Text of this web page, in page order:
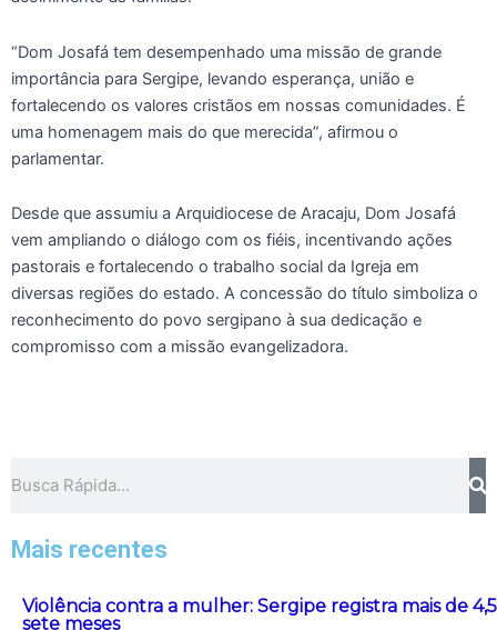
“Dom Josafá tem desempenhado uma missão de grande
importância para Sergipe, levando esperança, união e
fortalecendo os valores cristãos em nossas comunidades. É
uma homenagem mais do que merecida”, afirmou o
parlamentar.
Desde que assumiu a Arquidiocese de Aracaju, Dom Josafá
vem ampliando o diálogo com os fiéis, incentivando ações
pastorais e fortalecendo o trabalho social da Igreja em
diversas regiões do estado. A concessão do título simboliza o
reconhecimento do povo sergipano à sua dedicação e
compromisso com a missão evangelizadora.
Mais recentes
Violência contra a mulher: Sergipe registra mais de
sete meses